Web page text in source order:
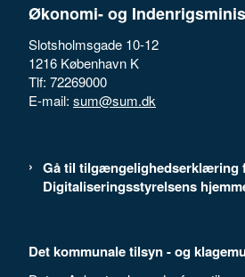
Økonomi- og
Slotsholmsgade 10-12
1216 København K
Tlf: 72269000
E-mail: sum@sum.dk
Gå til tilgængelighedserklæring
Digitaliseringsstyrelsens
Det kommunale tilsyn - og